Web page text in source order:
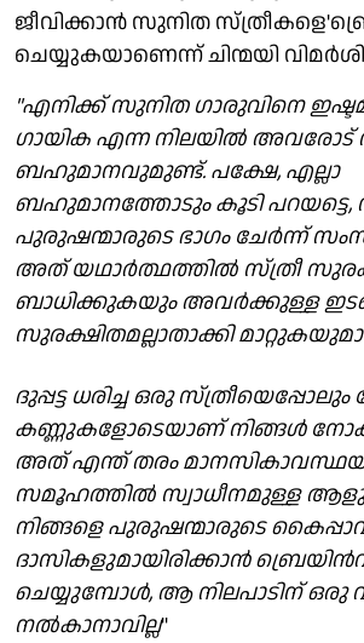
ജീവിക്കാൻ സുനിത
ചെയ്യുകയാണെന്ന് ചിന്മയി
"എനിക്ക് സുനിത ഗാരുവിനെ
ഗായിക എന്ന നിലയിൽ അവരോട്
ബഹുമാനവുമുണ്ട്. പക്ഷേ, എല്ലാ
ബഹുമാനത്തോടും കൂടി പറയട്ടെ,
പുരുഷന്മാരുടെ ഭാഗം ചേർന്ന്
അത് യഥാർത്ഥത്തിൽ സ്ത്രീ
ബാധിക്കുകയും അവർക്കുള്ള
സുരക്ഷിതമല്ലാതാക്കി
ദുപ്പട്ട ധരിച്ച ഒരു
കണ്ണുകളോടെയാണ് നിങ്ങൾ
അത് എന്ത് തരം
സമൂഹത്തിൽ സ്വാധീനമുള്ള
നിങ്ങളെ പുരുഷന്മാരുടെ
ദാസികളുമായിരിക്കാൻ
ചെയ്യുമ്പോൾ, ആ നിലപാടിന് ഒരു
നൽകാനാവില്ല"